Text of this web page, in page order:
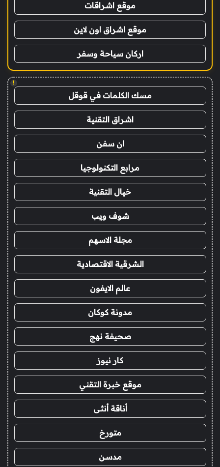
موقع اشراقات
موقع اشراق اون لاين
اركان سياحة وسفر
!
مسك الكلمات في قوقل
اشراق التقنية
ان سفن
مرابع التكنولوجيا
خيال التقنية
شوف ويب
مجلة الاسهم
الشرقية الاقتصادية
عالم الايفون
مدونة كوكان
صحيفة نهج
كار نيوز
موقع خبرة التقني
أناقة أنثى
متورخ
مدسن